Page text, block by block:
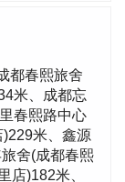
都春熙旅舍
米、成都忘
春熙路中心
米、鑫源
舍(成都春熙
店)182米、